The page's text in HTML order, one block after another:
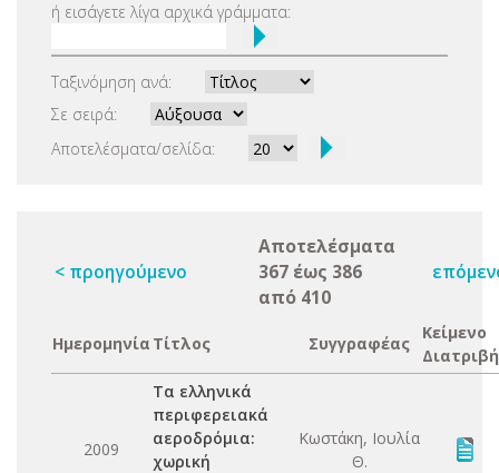
ή εισάγετε λίγα αρχικά γράμματα:
Ταξινόμηση ανά:
Σε σειρά:
Αποτελέσματα/σελίδα:
< προηγούμενο
Αποτελέσματα
367 έως 386
από 410
Ημερομηνία Τίτλος Συγγραφέας
Κείμενο
2009
Τα ελληνικά
περιφερειακά
αεροδρόμια:
χωρική
Κωστάκη, Ιουλία
Θ.